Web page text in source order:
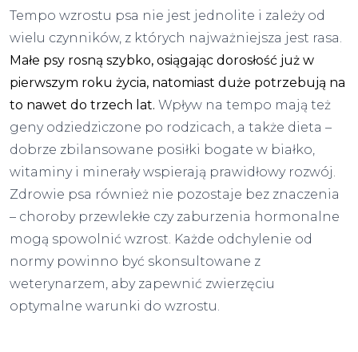
Tempo wzrostu psa nie jest jednolite i zależy od
wielu czynników, z których najważniejsza jest rasa.
Małe psy rosną szybko, osiągając dorosłość już w
pierwszym roku życia, natomiast duże potrzebują na
to nawet do trzech lat. Wpływ na tempo mają też
geny odziedziczone po rodzicach, a także dieta –
dobrze zbilansowane posiłki bogate w białko,
witaminy i minerały wspierają prawidłowy rozwój.
Zdrowie psa również nie pozostaje bez znaczenia
– choroby przewlekłe czy zaburzenia hormonalne
mogą spowolnić wzrost. Każde odchylenie od
normy powinno być skonsultowane z
weterynarzem, aby zapewnić zwierzęciu
optymalne warunki do wzrostu.